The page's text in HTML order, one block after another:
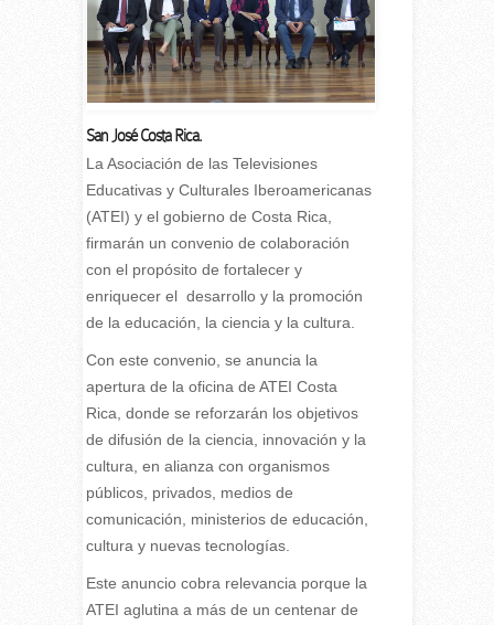
San José Costa Rica.
L a Asociación de las Televisiones
Educativas y Culturales Iberoamericanas
(ATEI) y el gobierno de Costa Rica,
firmarán un convenio de colaboración
con el propósito de fortalecer y
enriquecer el desarrollo y la promoción
de la educación, la ciencia y la cultura.
Con este convenio, se anuncia la
apertura de la oficina de ATEI Costa
Rica, donde se reforzarán los objetivos
de difusión de la ciencia, innovación y la
cultura, en alianza con organismos
públicos, privados, medios de
comunicación, ministerios de educación,
cultura y nuevas tecnologías.
Este anuncio cobra relevancia porque la
ATEI aglutina a más de un centenar de